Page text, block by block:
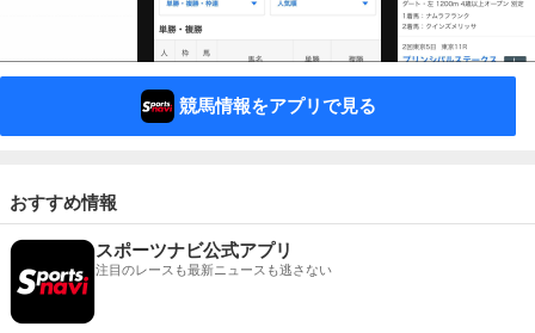
競馬情報をアプリで見る
おすすめ情報
スポーツナビ公式アプリ
注目のレースも最新ニュースも逃さない